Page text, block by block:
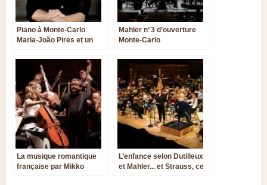
Piano à Monte-Carlo
Maria-João Pires et un
Angelich
Mahler n°3 d’ouverture
Monte-Carlo
La musique romantique
française par Mikko
L’enfance selon Dutilleux
et Mahler... et Strauss, ce